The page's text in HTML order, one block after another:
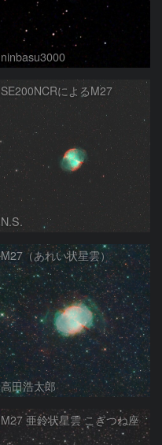
ninbasu3000
SE200NCRによるM27
N.S.
M27（あれい状星雲）
高田浩太郎
M27 亜鈴状星雲 こぎつね座